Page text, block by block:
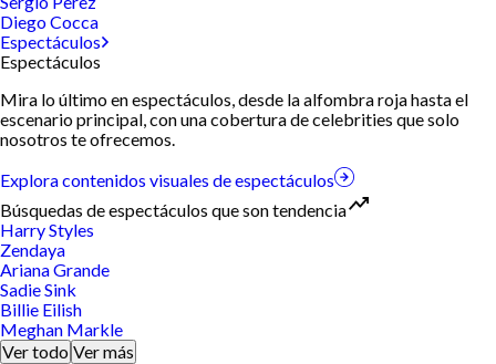
Diego Cocca
Espectáculos
Espectáculos
Mira lo último en espectáculos, desde la alfombra roja hasta el
escenario principal, con una cobertura de celebrities que solo
nosotros te ofrecemos.
Explora contenidos visuales de espectáculos
Búsquedas de espectáculos que son tendencia
Harry Styles
Zendaya
Ariana Grande
Sadie Sink
Billie Eilish
Meghan Markle
Ver todo Ver más